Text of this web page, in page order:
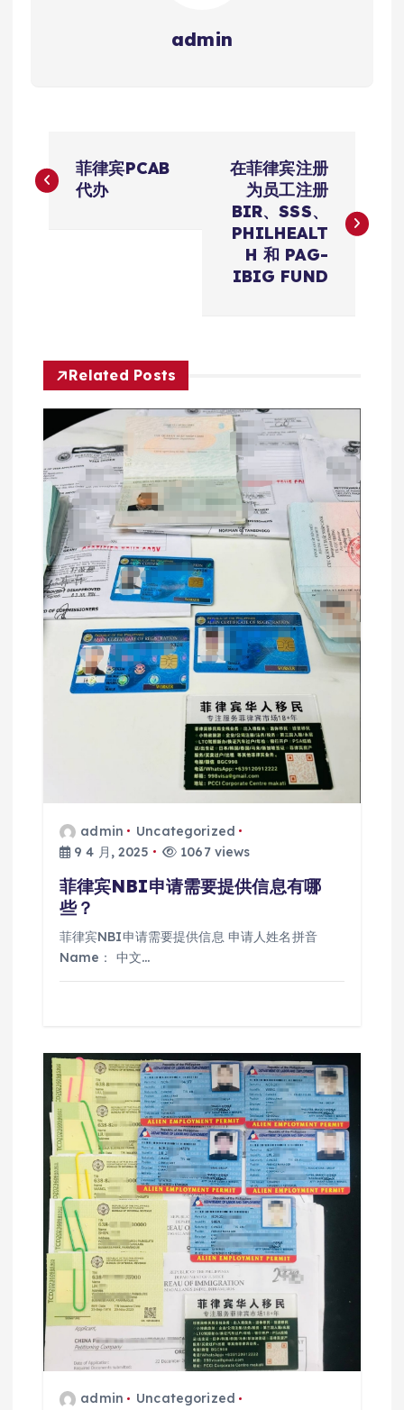
admin
章
菲律宾PCAB
代办
在菲律宾注册
为员工注册
BIR、SSS、
PHILHEALT
H 和 PAG-
IBIG FUND
Related Posts
admin
Uncategorized
9 4 月, 2025
1067 views
菲律宾NBI申请需要提供信息有哪
些？
菲律宾NBI申请需要提供信息 申请人姓名拼音
Name： 中文…
admin
Uncategorized